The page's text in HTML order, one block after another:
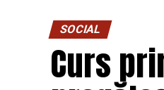
SOCIAL
Curs